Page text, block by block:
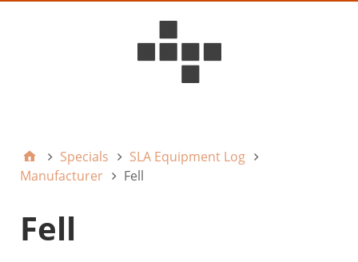
Specials
SLA Equipment Log
Manufacturer
Fell
Fell